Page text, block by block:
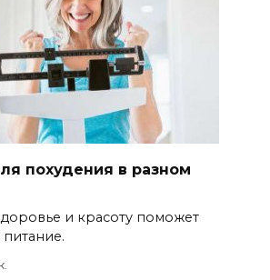
похудения в разном
и красоту поможет